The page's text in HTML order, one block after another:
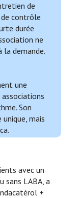
de
de contrôle
durée
ne
demande.
une
Son
mais
avec un
sans LABA, a
+